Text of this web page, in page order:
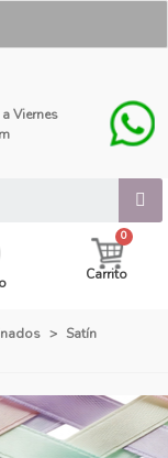
Viernes
Carrito
> Satín